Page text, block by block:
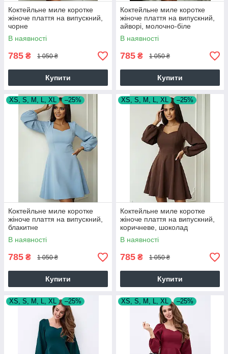
Коктейльне миле коротке
жіноче плаття на випускний,
чорне
В наявності
785 ₴ 1 050 ₴
Купити
Коктейльне миле коротке
жіноче плаття на випускний,
айворі, молочно-біле
В наявності
785 ₴ 1 050 ₴
Купити
XS, S, M, L, XL –25%
Коктейльне миле коротке
жіноче плаття на випускний,
блакитне
В наявності
785 ₴ 1 050 ₴
Купити
XS, S, M, L, XL –25%
Коктейльне миле коротке
жіноче плаття на випускний,
коричневе, шоколад
В наявності
785 ₴ 1 050 ₴
Купити
XS, S, M, L, XL –25% XS, S, M, L, XL –25%